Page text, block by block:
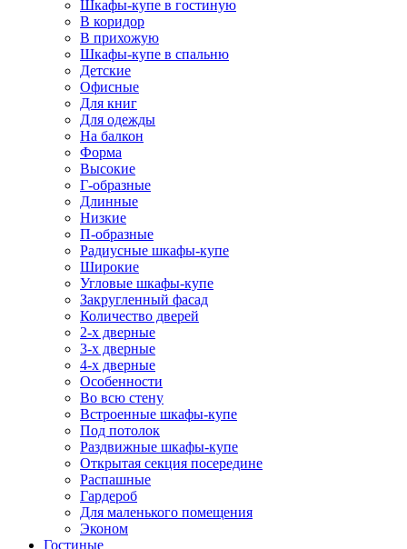
Шкафы-купе в гостиную
В коридор
В прихожую
Шкафы-купе в спальню
Детские
Офисные
Для книг
Для одежды
На балкон
Форма
Высокие
Г-образные
Длинные
Низкие
П-образные
Радиусные шкафы-купе
Широкие
Угловые шкафы-купе
Закругленный фасад
Количество дверей
2-х дверные
3-х дверные
4-х дверные
Особенности
Во всю стену
Встроенные шкафы-купе
Под потолок
Раздвижные шкафы-купе
Открытая секция посередине
Распашные
Гардероб
Для маленького помещения
Эконом
Гостиные